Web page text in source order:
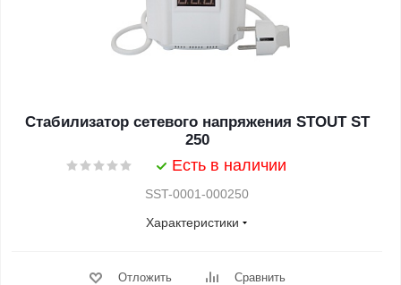
Стабилизатор сетевого напряжения STOUT ST
250
Есть в наличии
SST-0001-000250
Характеристики
Отложить Сравнить